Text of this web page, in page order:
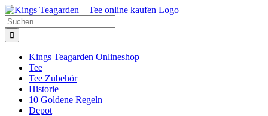
Zum
Inhalt
springen
Facebook
X
Instagram
Pinterest
Suche
nach:
Kings Teagarden Onlineshop
Tee
Tee Zubehör
Historie
10 Goldene Regeln
Depot